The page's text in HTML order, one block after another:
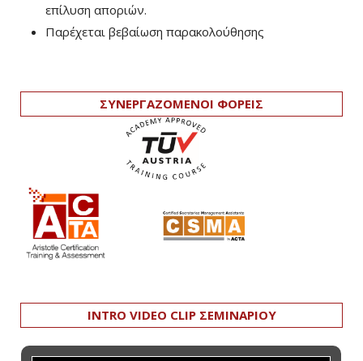
επίλυση αποριών.
Παρέχεται βεβαίωση παρακολούθησης
ΣΥΝΕΡΓΑΖΟΜΕΝΟΙ ΦΟΡΕΙΣ
INTRO VIDEO CLIP ΣΕΜΙΝΑΡΙΟΥ